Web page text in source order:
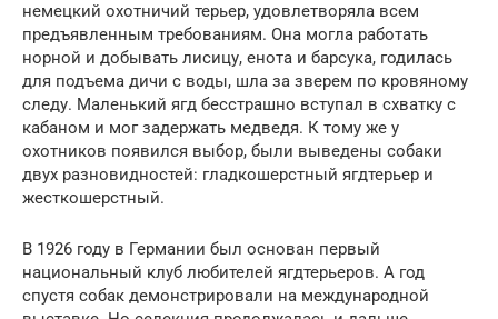
немецкий охотничий терьер, удовлетворяла всем
предъявленным требованиям. Она могла работать
норной и добывать лисицу, енота и барсука, годилась
для подъема дичи с воды, шла за зверем по кровяному
следу. Маленький ягд бесстрашно вступал в схватку с
кабаном и мог задержать медведя. К тому же у
охотников появился выбор, были выведены собаки
двух разновидностей: гладкошерстный ягдтерьер и
жесткошерстный.
В 1926 году в Германии был основан первый
национальный клуб любителей ягдтерьеров. А год
спустя собак демонстрировали на международной